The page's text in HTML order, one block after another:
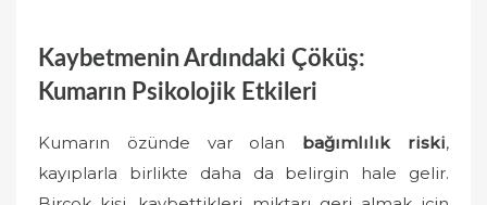
Kaybetmenin Ardındaki Çöküş:
Kumarın Psikolojik Etkileri
Kumarın özünde var olan bağımlılık riski,
kayıplarla birlikte daha da belirgin hale gelir.